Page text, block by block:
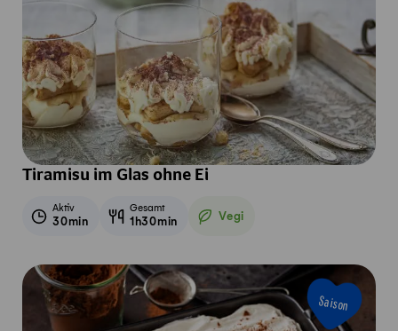
Tiramisu im Glas ohne Ei
Aktiv
30min
Gesamt
1h30min Vegi
Vegetarisch
Saison